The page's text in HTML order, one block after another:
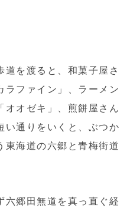
を渡ると、和菓子屋さ
ラファイン」、ラーメン
オオゼキ」、煎餅屋さん
い通りをいくと、ぶつか
東海道の六郷と青梅街道
六郷田無道を真っ直ぐ経